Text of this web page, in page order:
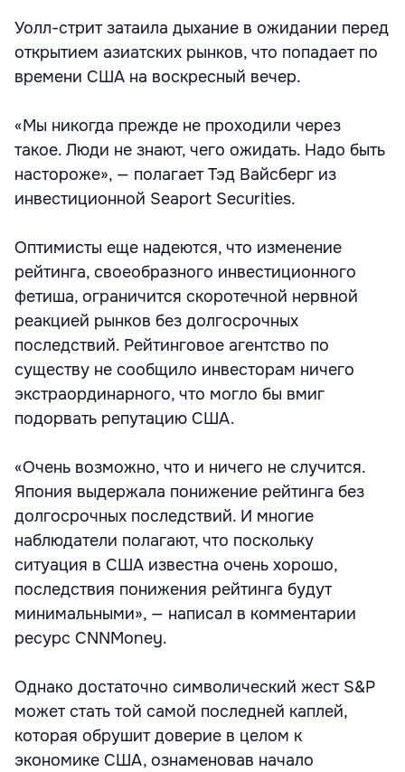
Уолл-стрит затаила дыхание в ожидании перед
открытием азиатских рынков, что попадает по
времени США на воскресный вечер.
«Мы никогда прежде не проходили через
такое. Люди не знают, чего ожидать. Надо быть
настороже», — полагает Тэд Вайсберг из
инвестиционной Seaport Securities.
Оптимисты еще надеются, что изменение
рейтинга, своеобразного инвестиционного
фетиша, ограничится скоротечной нервной
реакцией рынков без долгосрочных
последствий. Рейтинговое агентство по
существу не сообщило инвесторам ничего
экстраординарного, что могло бы вмиг
подорвать репутацию США.
«Очень возможно, что и ничего не случится.
Япония выдержала понижение рейтинга без
долгосрочных последствий. И многие
наблюдатели полагают, что поскольку
ситуация в США известна очень хорошо,
последствия понижения рейтинга будут
минимальными», — написал в комментарии
ресурс CNNMoney.
Однако достаточно символический жест S&P
может стать той самой последней каплей,
которая обрушит доверие в целом к
экономике США, ознаменовав начало